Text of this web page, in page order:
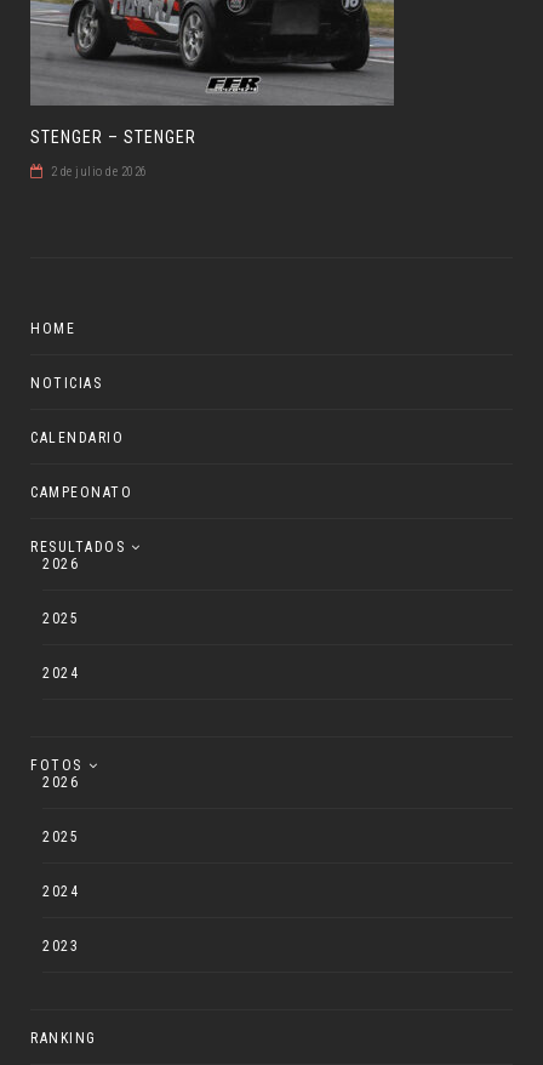
STENGER – STENGER
2 de julio de 2026
HOME
NOTICIAS
CALENDARIO
CAMPEONATO
RESULTADOS
2026
2025
2024
FOTOS
2026
2025
2024
2023
RANKING